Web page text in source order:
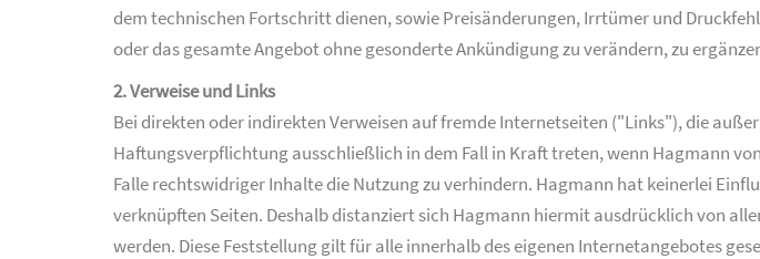
dem technischen Fortschritt dienen, sowie Preisänderungen, Irrtümer und
oder das gesamte Angebot ohne gesonderte Ankündigung zu verändern, zu
2. Verweise und Links
Bei direkten oder indirekten Verweisen auf fremde Internetseiten ("Links"), die
Haftungsverpflichtung ausschließlich in dem Fall in Kraft treten, wenn Hagmann
Falle rechtswidriger Inhalte die Nutzung zu verhindern. Hagmann hat keinerlei
verknüpften Seiten. Deshalb distanziert sich Hagmann hiermit ausdrücklich von
werden. Diese Feststellung gilt für alle innerhalb des eigenen Internetangebotes